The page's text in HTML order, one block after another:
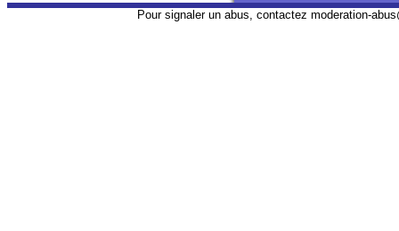
Pour signaler un abus, contactez moderation-